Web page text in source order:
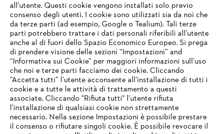
STIHL FAQ
Service
Termini e condizioni generali Privacy policy
IHR BROWSER WIRD NICHT
UNTERSTÜTZT
Sie nutzen einen Browser, den wir noch nicht unterstützen. Für
eine optimale Nutzung unserer Seite empfehlen wir Ihnen, zu
all’utente. Questi cookie vengono installati solo previo
consenso degli utenti. I cookie sono utilizzati sia da noi che
da terze parti (ad esempio, Google o Tealium). Tali terze
parti potrebbero trattare i dati personali riferibili all’utente
anche al di fuori dello Spazio Economico Europeo. Si prega
di prendere visione delle sezioni “Impostazioni” and
“Informativa sui Cookie” per maggiori informazioni sull’uso
che noi e terze parti facciamo dei cookie. Cliccando
“Accetta tutti” l’utente acconsente all’installazione di tutti i
cookie e a tutte le attività di trattamento a questi
associate. Cliccando "Rifiuta tutti" l’utente rifiuta
l’installazione di qualsiasi cookie non strettamente
necessario. Nella sezione Impostazioni è possibile prestare
il consenso o rifiutare singoli cookie. È possibile revocare il